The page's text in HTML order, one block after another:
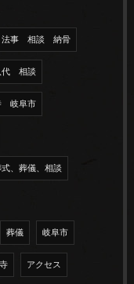
事 相談 納骨
相談
岐阜市
、葬儀、相談
葬儀 岐阜市
アクセス